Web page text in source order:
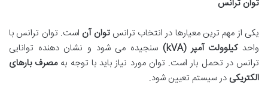
توان ترانس
یکی از مهم ترین معیارها در انتخاب ترانستوان آن است. توان ترانس با
واحدکیلوولت آمپر(kVA)
سنجیده می شود و نشان دهنده توانایی
ترانس در تحمل بار است. توان مورد نیاز باید با توجه بهمصرف بارهای
الکتریکی در سیستم تعیین شود.